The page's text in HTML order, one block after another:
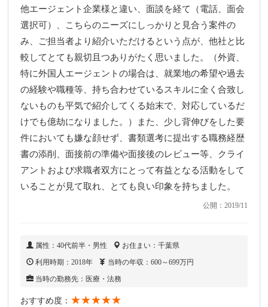
他エージェント企業様と違い、面談を経て（電話、面会
選択可）、こちらのニーズにしっかりと見合う案件の
み、ご担当者より紹介いただけるという点が、他社と比
較してとても親切且つありがたく思いました。（外資、
特に外国人エージェントの場合は、就業地の希望や過去
の経験や職種等、持ち合わせているスキルに全く合致し
ないものも平気で紹介してくる始末で、対応しているだ
けでも億劫になりました。）また、少し背伸びをした要
件においても嫌な顔せず、書類選考に提出する職務経歴
書の添削、面接前の準備や面接後のレビュー等、クライ
アントおよび求職者双方にとって有益となる活動をして
いることが見て取れ、とても良い印象を持ちました。
公開：2019/11
属性：40代前半・男性
お住まい：千葉県
利用時期：2018年
当時の年収：600～699万円
当時の勤務先：医療・法務
おすすめ度： ★★★★★